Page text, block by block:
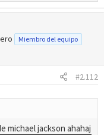
Miembro del equipo
#2.112
michael jackson ahahaj